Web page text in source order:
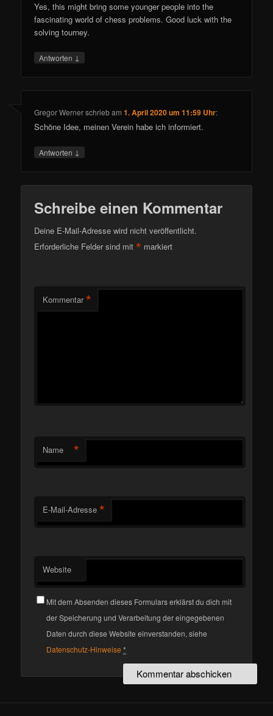
Yes, this might bring some younger people into the
fascinating world of chess problems. Good luck with the
solving tourney.
Antworten ↓
Gregor Wernerschriebam1. April 2020 um 11:59 Uhr:
Schöne Idee, meinen Verein habe ich informiert.
Antworten ↓
Schreibe einen Kommentar
Deine E-Mail-Adresse wird nicht veröffentlicht.
Erforderliche Felder sind mit* markiert
Kommentar *
Name *
E-Mail-Adresse *
Website
Mit dem Absenden dieses Formulars erklärst du dich mit
der Speicherung und Verarbeitung der eingegebenen
Daten durch diese Website einverstanden, siehe
Datenschutz-Hinweise *